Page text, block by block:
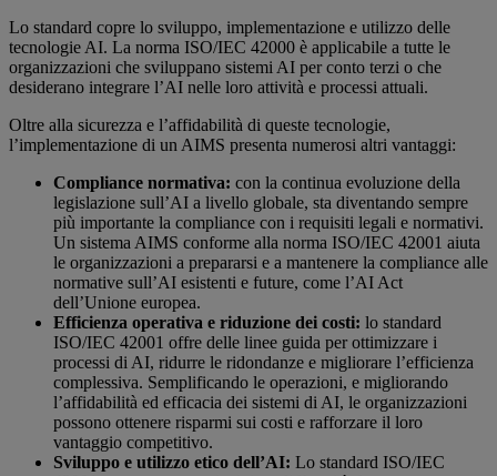
Lo standard copre lo sviluppo, implementazione e utilizzo delle
tecnologie AI. La norma ISO/IEC 42000 è applicabile a tutte le
organizzazioni che sviluppano sistemi AI per conto terzi o che
desiderano integrare l’AI nelle loro attività e processi attuali.
Oltre alla sicurezza e l’affidabilità di queste tecnologie,
l’implementazione di un AIMS presenta numerosi altri vantaggi:
Compliance normativa: con la continua evoluzione della
legislazione sull’AI a livello globale, sta diventando sempre
più importante la compliance con i requisiti legali e normativi.
Un sistema AIMS conforme alla norma ISO/IEC 42001 aiuta
le organizzazioni a prepararsi e a mantenere la compliance alle
normative sull’AI esistenti e future, come l’AI Act
dell’Unione europea.
Efficienza operativa e riduzione dei costi: lo standard
ISO/IEC 42001 offre delle linee guida per ottimizzare i
processi di AI, ridurre le ridondanze e migliorare l’efficienza
complessiva. Semplificando le operazioni, e migliorando
l’affidabilità ed efficacia dei sistemi di AI, le organizzazioni
possono ottenere risparmi sui costi e rafforzare il loro
vantaggio competitivo.
Sviluppo e utilizzo etico dell’AI: Lo standard ISO/IEC